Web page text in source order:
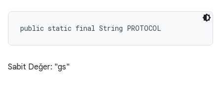
public static final String PROTOCOL
Sabit Değer: "gs"